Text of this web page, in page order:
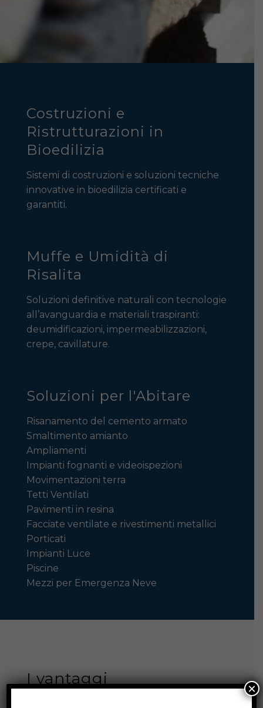
Costruzioni e
Ristrutturazioni in
Bioedilizia
Sistemi di costruzioni e soluzioni tecniche
innovative in bioedilizia certificati e
garantiti.
Muffe e Umidità di
Risalita
Soluzioni definitive naturali con tecnologie
all’avanguardia e materiali traspiranti:
deumidificazioni, impermeabilizzazioni,
crepe, cavillature.
Soluzioni per l'Abitare
Risanamento del cemento armato
Smaltimento amianto
Ampliamenti
Impianti fognanti e videoispezioni
Movimentazioni terra
Tetti Ventilati
Pavimenti in resina
Facciate ventilate e rivestimenti metallici
Porticati
Impianti Luce
Piscine
Mezzi per Emergenza Neve
I vantaggi
×